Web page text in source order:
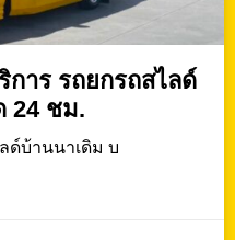
าร รถยกรถสไลด์
24 ชม.
ด์บ้านนาเดิม บ